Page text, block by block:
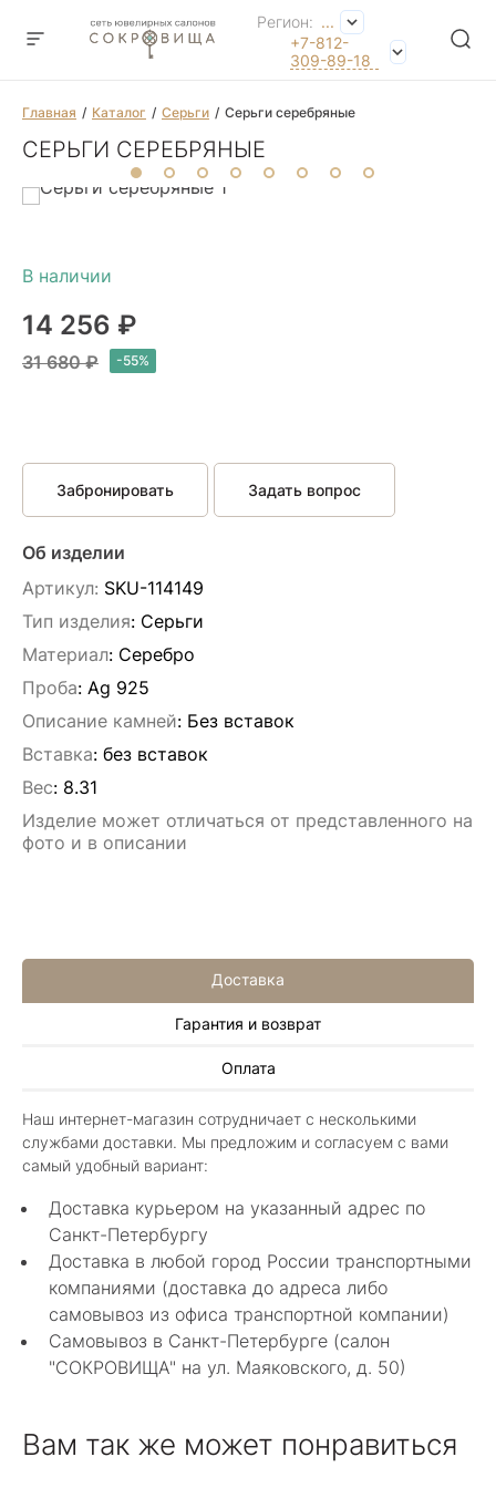
Регион: ...
+7-812-
309-89-18
Главная Каталог Серьги Серьги серебряные
СЕРЬГИ СЕРЕБРЯНЫЕ
14 256 ₽
31 680 ₽
Забронировать Задать вопрос
Об изделии
Артикул: SKU-114149
Тип изделия: Серьги
Материал: Серебро
Проба: Ag 925
Описание камней: Без вставок
Вставка: без вставок
Вес: 8.31
Изделие может отличаться от представленного на
фото и в описании
Доставка
Гарантия и возврат
Оплата
Наш интернет-магазин сотрудничает с несколькими
службами доставки. Мы предложим и согласуем с вами
самый удобный вариант:
Доставка курьером на указанный адрес по
Санкт-Петербургу
Доставка в любой город России транспортными
компаниями (доставка до адреса либо
самовывоз из офиса транспортной компании)
Самовывоз в Санкт-Петербурге (салон
"СОКРОВИЩА" на ул. Маяковского, д. 50)
Вам так же может понравиться
Алла Майорова
Классные изделия, оригинальные не похожие
в других магазинах. Сотрудники очень
грамотные специалисты в своем деле помогли
с выбором.
Показать полностью
Нелли Г.
4 мая 2025
Каждый раз бывая на Большой Конюшенной
12 в Санкт-Петербурге посещаю этот
феи-специалисты" помогут определиться с
выбором ! Украшения из этого бутика